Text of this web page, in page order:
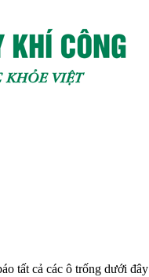
tất cả các ô trống dưới đây